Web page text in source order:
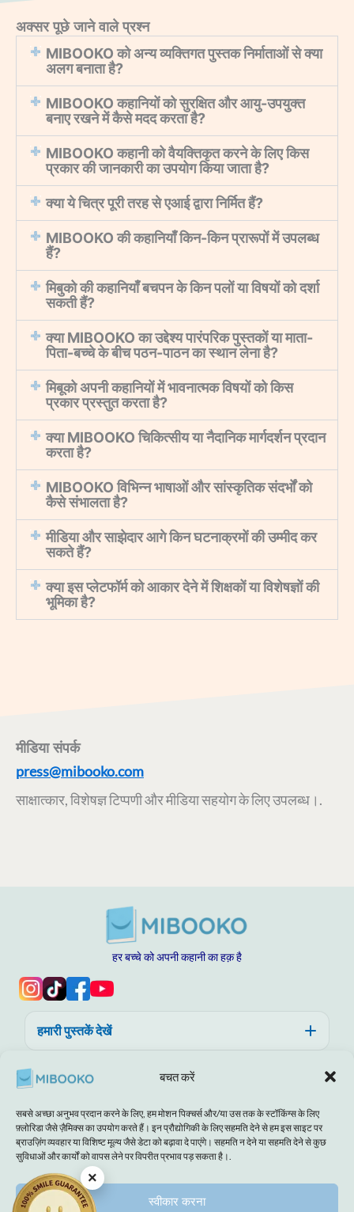
बचत करें
सबसे अच्छा अनुभव प्रदान करने के लिए, हम मोशन पिक्चर्स और/या उस तक के स्टॉकिंग्स के लिए
फ़्लोरिडा जैसे ज़ैमिक्स का उपयोग करते हैं। इन प्रौद्योगिकी के लिए सहमति देने से हम इस साइट पर
ब्राउज़िंग व्यवहार या विशिष्ट मूल्य जैसे डेटा को बढ़ावा दे पाएंगे। सहमति न देने या सहमति देने से कुछ
सुविधाओं और कार्यों को वापस लेने पर विपरीत प्रभाव पड़ सकता है।.
स्वीकार करना
अक्सर पूछे जाने वाले प्रश्न
MIBOOKO को अन्य व्यक्तिगत पुस्तक निर्माताओं से क्या
अलग बनाता है?
MIBOOKO कहानियों को सुरक्षित और आयु-उपयुक्त
बनाए रखने में कैसे मदद करता है?
MIBOOKO कहानी को वैयक्तिकृत करने के लिए किस
प्रकार की जानकारी का उपयोग किया जाता है?
क्या ये चित्र पूरी तरह से एआई द्वारा निर्मित हैं?
MIBOOKO की कहानियाँ किन-किन प्रारूपों में उपलब्ध
हैं?
मिबुको की कहानियाँ बचपन के किन पलों या विषयों को दर्शा
सकती हैं?
क्या MIBOOKO का उद्देश्य पारंपरिक पुस्तकों या माता-
पिता-बच्चे के बीच पठन-पाठन का स्थान लेना है?
मिबूको अपनी कहानियों में भावनात्मक विषयों को किस
प्रकार प्रस्तुत करता है?
क्या MIBOOKO चिकित्सीय या नैदानिक मार्गदर्शन प्रदान
करता है?
MIBOOKO विभिन्न भाषाओं और सांस्कृतिक संदर्भों को
कैसे संभालता है?
मीडिया और साझेदार आगे किन घटनाक्रमों की उम्मीद कर
सकते हैं?
क्या इस प्लेटफॉर्म को आकार देने में शिक्षकों या विशेषज्ञों की
भूमिका है?
मीडिया संपर्क
press@mibooko.com
साक्षात्कार, विशेषज्ञ टिप्पणी और मीडिया सहयोग के लिए उपलब्ध।.
हर बच्चे को अपनी कहानी का हक़ है
हमारी पुस्तकें देखें
सहायता, विश्वास और गुणवत्ता
MIBOOKO के बारे में
अस्वीकरण नियम और शर्तेंकूकी नीति
×